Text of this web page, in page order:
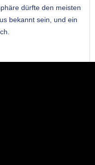
dürfte den meisten
bekannt sein, und ein